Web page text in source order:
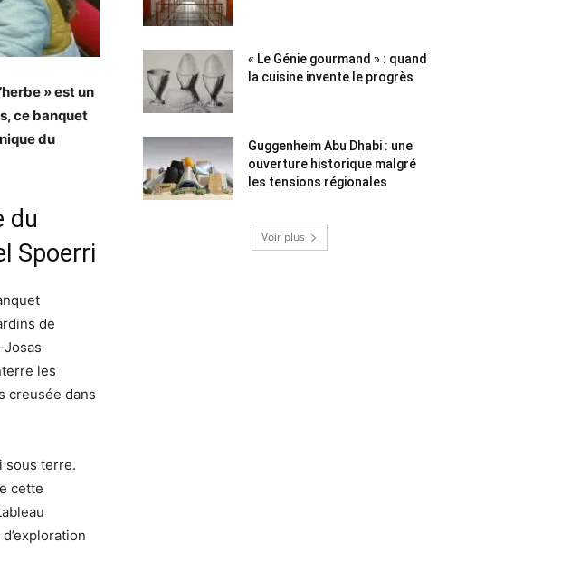
» est un
ce banquet
du
du
Spoerri
de
Josas
les
creusée dans
sous terre.
cette
« Le Génie gourmand » : quand
la cuisine invente le progrès
Guggenheim Abu Dhabi : une
ouverture historique malgré
les tensions régionales
Voir plus